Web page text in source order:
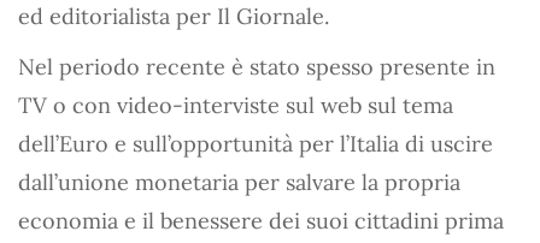
ed editorialista per Il Giornale.
Nel periodo recente è stato spesso presente in
TV o con video-interviste sul web sul tema
dell’Euro e sull’opportunità per l’Italia di uscire
dall’unione monetaria per salvare la propria
economia e il benessere dei suoi cittadini prima